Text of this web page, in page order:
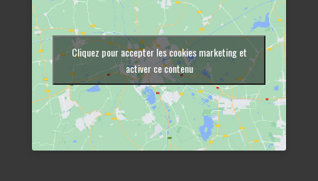
Cliquez pour accepter les cookies marketing et
activer ce contenu